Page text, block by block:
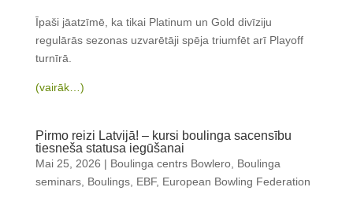
Īpaši jāatzīmē, ka tikai Platinum un Gold divīziju
regulārās sezonas uzvarētāji spēja triumfēt arī Playoff
turnīrā.
(vairāk…)
Pirmo reizi Latvijā! – kursi boulinga sacensību
tiesneša statusa iegūšanai
Mai 25, 2026 | Boulinga centrs Bowlero, Boulinga
seminars, Boulings, EBF, European Bowling Federation